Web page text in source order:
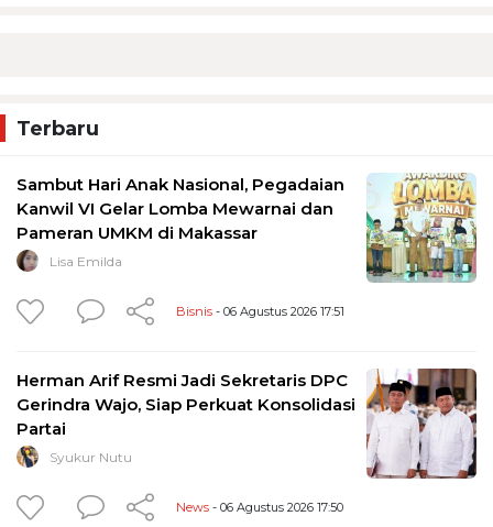
Terbaru
Sambut Hari Anak Nasional, Pegadaian
Kanwil VI Gelar Lomba Mewarnai dan
Pameran UMKM di Makassar
Lisa Emilda
Bisnis - 06 Agustus 2026 17:51
Herman Arif Resmi Jadi Sekretaris DPC
Gerindra Wajo, Siap Perkuat Konsolidasi
Partai
Syukur Nutu
News - 06 Agustus 2026 17:50